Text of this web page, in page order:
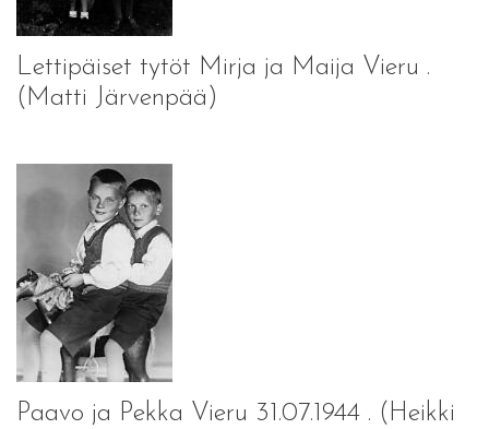
Lettipäiset tytöt Mirja ja Maija Vieru .
(Matti Järvenpää)
Paavo ja Pekka Vieru 31.07.1944 . (Heikki